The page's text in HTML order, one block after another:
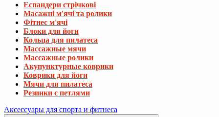
Еспандери стрічкові
Масажні м'ячі та ролики
Фітнес м'ячі
Блоки для йоги
Кольца для пилатеса
Массажные мячи
Массажные ролики
Акупунктурные коврики
Коврики для йоги
Мячи для пилатеса
Резинки с петлями
Аксессуары для спорта и фитнеса